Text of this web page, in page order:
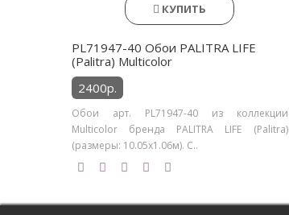
КУПИТЬ
PL71947-40 Обои PALITRA LIFE
(Palitra) Multicolor
2400р.
Обои арт. PL71947-40 из коллекции
Multicolor бренда PALITRA LIFE (Palitra)
(размеры: 10.05х1.06м). С..